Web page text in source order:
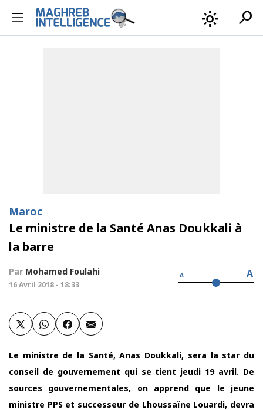
light_mode search
Maroc
Le ministre de la Santé Anas Doukkali à
la barre
Par Mohamed Foulahi
16 Avril 2018 - 18:33
A A
Le ministre de la Santé, Anas Doukkali, sera la star du
conseil de gouvernement qui se tient jeudi 19 avril. De
sources gouvernementales, on apprend que le jeune
ministre PPS et successeur de Lhoussaïne Louardi, devra